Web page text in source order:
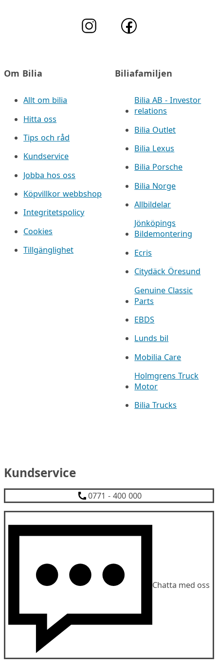
Om Bilia
Allt om bilia
Hitta oss
Tips och råd
Kundservice
Jobba hos oss
Köpvillkor webbshop
Integritetspolicy
Cookies
Tillgänglighet
Biliafamiljen
Bilia AB - Investor
relations
Bilia Outlet
Bilia Lexus
Bilia Porsche
Bilia Norge
Allbildelar
Jönköpings
Bildemontering
Ecris
Citydäck Öresund
Genuine Classic
Parts
EBDS
Lunds bil
Mobilia Care
Holmgrens Truck
Motor
Bilia Trucks
Kundservice
0771 - 400 000
Chatta med oss